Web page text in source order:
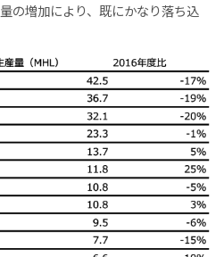
の増加により、既にかなり落ち込